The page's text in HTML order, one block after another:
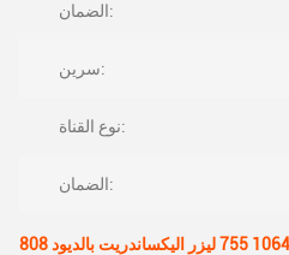
الضمان:
سرين:
نوع القناة:
الضمان: